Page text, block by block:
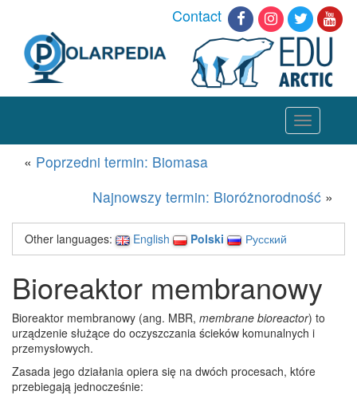
Contact
Toggle
navigation
« Poprzedni termin: Biomasa
Najnowszy termin: Bioróżnorodność »
Other languages: English Polski Русский
Bioreaktor membranowy
Bioreaktor membranowy (ang. MBR, membrane bioreactor) to
urządzenie służące do oczyszczania ścieków komunalnych i
przemysłowych.
Zasada jego działania opiera się na dwóch procesach, które
przebiegają jednocześnie: